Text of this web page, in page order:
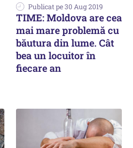
Publicat pe 30 Aug 2019
TIME: Moldova are cea
mai mare problemă cu
băutura din lume. Cât
bea un locuitor în
fiecare an